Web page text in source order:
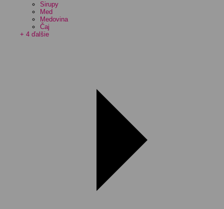
Sirupy
Med
Medovina
Čaj
+ 4 ďalšie